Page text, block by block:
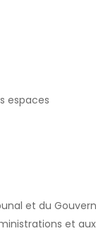
espaces
et du
et